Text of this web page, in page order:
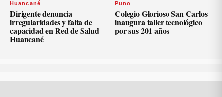
Huancané
Dirigente denuncia
irregularidades y falta de
capacidad en Red de Salud
Huancané
Puno
Colegio Glorioso San Carlos
inaugura taller tecnológico
por sus 201 años